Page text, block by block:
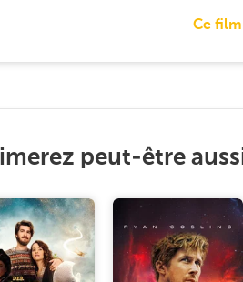
Ce film
peut-être